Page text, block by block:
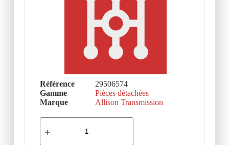
Référence
29506574
Gamme
Pièces détachées
Marque
Allison Transmission